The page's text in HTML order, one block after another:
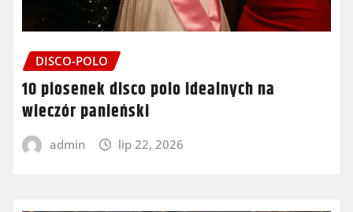
DISCO-POLO
10 piosenek disco polo idealnych na
wieczór panieński
admin lip 22, 2026